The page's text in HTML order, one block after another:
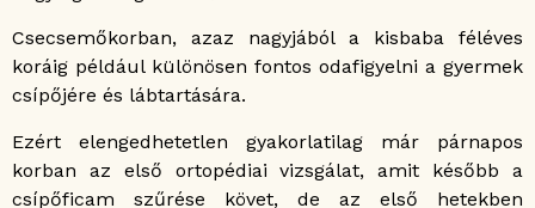
Csecsemőkorban, azaz nagyjából a kisbaba féléves
koráig például különösen fontos odafigyelni a gyermek
csípőjére és lábtartására.
Ezért elengedhetetlen gyakorlatilag már párnapos
korban az első ortopédiai vizsgálat, amit később a
csípőficam szűrése követ, de az első hetekben